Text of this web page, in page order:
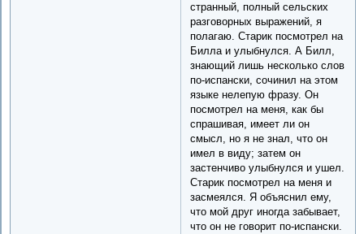
странный, полный сельских
разговорных выражений, я
полагаю. Старик посмотрел на
Билла и улыбнулся. А Билл,
знающий лишь несколько слов
по-испански, сочинил на этом
языке нелепую фразу. Он
посмотрел на меня, как бы
спрашивая, имеет ли он
смысл, но я не знал, что он
имел в виду; затем он
застенчиво улыбнулся и ушел.
Старик посмотрел на меня и
засмеялся. Я объяснил ему,
что мой друг иногда забывает,
что он не говорит по-испански.